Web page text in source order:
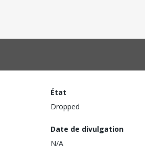
État
Dropped
Date de divulgation
N/A